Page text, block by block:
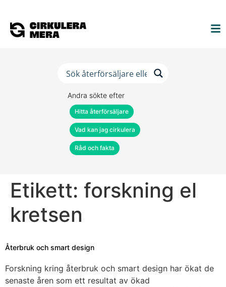
Andra sökte efter
Hitta återförsäljare
Vad kan jag cirkulera
Råd och fakta
Etikett: forskning el
kretsen
Återbruk och smart design
Forskning kring återbruk och smart design har ökat de
senaste åren som ett resultat av ökad